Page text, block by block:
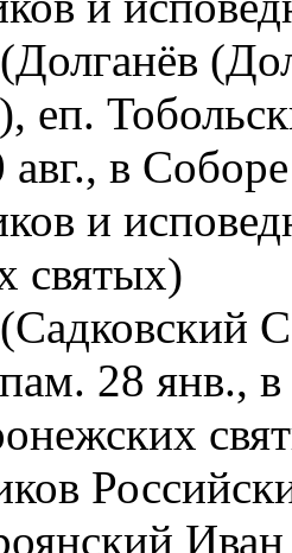
(Долганёв
еп.
в
и
святых)
(Садковский
28 янв., в